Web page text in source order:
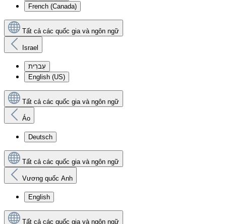
French (Canada)
Tất cả các quốc gia và ngôn ngữ
Israel
עִברִית
English (US)
Tất cả các quốc gia và ngôn ngữ
Áo
Deutsch
Tất cả các quốc gia và ngôn ngữ
Vương quốc Anh
English
Tất cả các quốc gia và ngôn ngữ